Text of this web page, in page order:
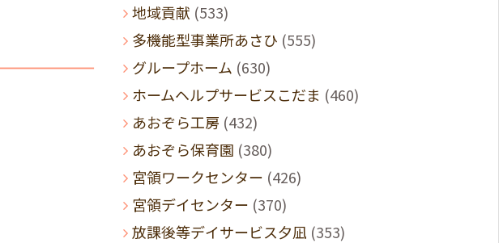
地域貢献 (533)
多機能型事業所あさひ (555)
グループホーム (630)
ホームヘルプサービスこだま (460)
あおぞら工房 (432)
あおぞら保育園 (380)
宮領ワークセンター (426)
宮領デイセンター (370)
放課後等デイサービス夕凪 (353)